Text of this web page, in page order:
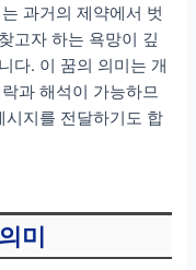
과거의 제약에서 벗
고자 하는 욕망이 깊
다. 이 꿈의 의미는 개
과 해석이 가능하므
시지를 전달하기도 합
미